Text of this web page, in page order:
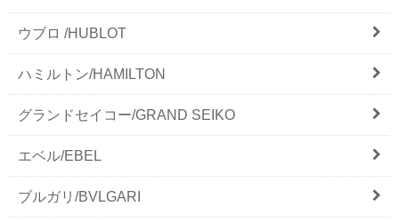
ウブロ /HUBLOT
ハミルトン/HAMILTON
グランドセイコー/GRAND SEIKO
エベル/EBEL
ブルガリ/BVLGARI